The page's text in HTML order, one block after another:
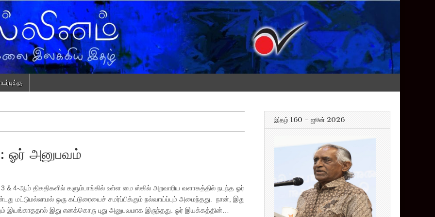
ஓர் அனுபவம்
3 & 4-ஆம் திகதிகளில் களும்பாங்கில் உள்ள மை ஸ்கில் அறவாரிய வளாகத்தில் நடந்த ஓர்
மட்டுமல்லாமல் ஒரு கட்டுரையைச் சமர்ப்பிக்கும் நல்வாய்ப்பும் அமைந்தது. நான், இது
இயங்காததால் இது எனக்கொரு புது அனுபவமாக இருந்தது. ஓர் இயக்கத்தின்…
இதழ் 160 – ஜூன் 2026